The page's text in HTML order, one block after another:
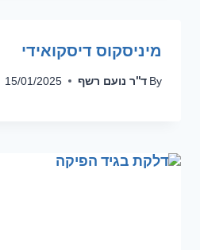
מיניסקוס דיסקואידי
By ד''ר נועם רשף 15/01/2025